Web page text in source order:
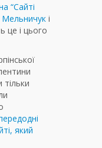
“Сайті
Мельничук і
це і цього
який